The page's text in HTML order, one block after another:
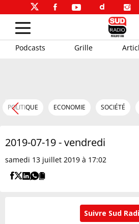
Podcasts Grille
POLITIQUE ECONOMIE SOCIÉTÉ
2019-07-19 - vendredi
samedi 13 juillet 2019 à 17:02
Suivre Sud